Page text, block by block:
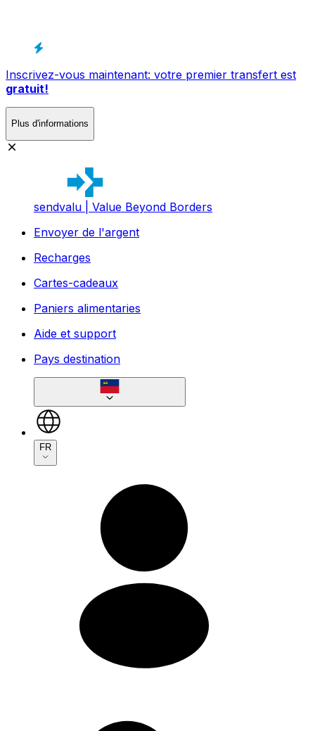
Inscrivez-vous maintenant: votre premier transfert est
gratuit!
Plus d'informations
sendvalu | Value Beyond Borders
Envoyer de l'argent
Recharges
Cartes-cadeaux
Paniers alimentaries
Aide et support
Pays destination
FR